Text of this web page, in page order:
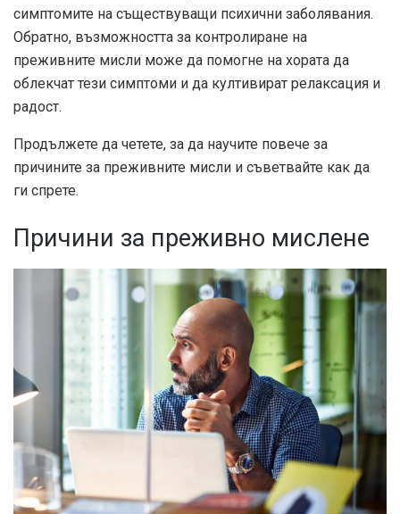
симптомите на съществуващи психични заболявания.
Обратно, възможността за контролиране на
преживните мисли може да помогне на хората да
облекчат тези симптоми и да култивират релаксация и
радост.
Продължете да четете, за да научите повече за
причините за преживните мисли и съветвайте как да
ги спрете.
Причини за преживно мислене